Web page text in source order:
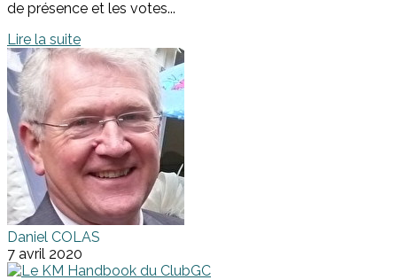
de présence et les votes...
Lire la suite
Daniel COLAS
7 avril 2020